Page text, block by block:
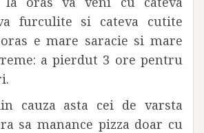
furculite si cateva cutite
e mare saracie si mare
a pierdut 3 ore pentru
cauza asta cei de varsta
sa manance pizza doar cu